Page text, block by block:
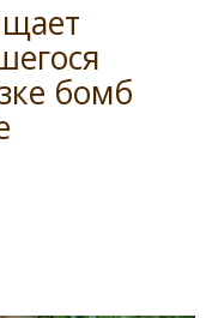
бомб